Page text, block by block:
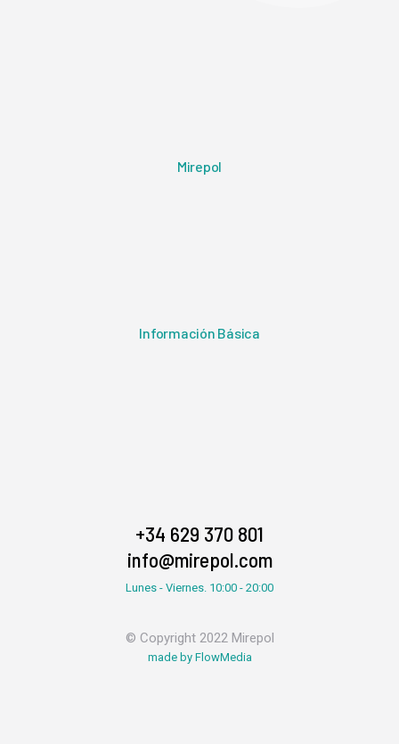
Mirepol
Información Básica
+34 629 370 801
info@mirepol.com
Lunes - Viernes. 10:00 - 20:00
© Copyright 2022 Mirepol
made by FlowMedia